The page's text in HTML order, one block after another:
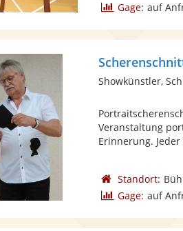
Gage: auf
Showkünstler,
Veranstaltung
Erinnerung.
Standort:
Gage: auf